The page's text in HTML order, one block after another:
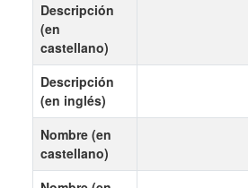
Descripción
(en
castellano)
Descripción
(en inglés)
Nombre (en
castellano)